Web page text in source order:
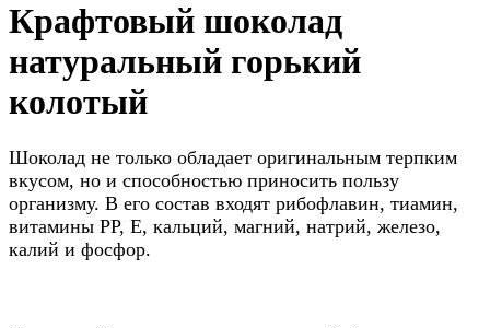
Крафтовый шоколад
натуральный горький
колотый
Шоколад не только обладает оригинальным терпким
вкусом, но и способностью приносить пользу
организму. В его состав входят рибофлавин, тиамин,
витамины РР, Е, кальций, магний, натрий, железо,
калий и фосфор.